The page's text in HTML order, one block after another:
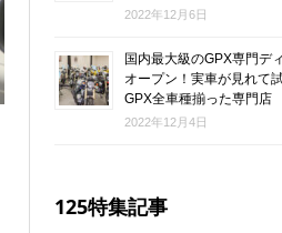
2022年12月6日
国内最大級のGPX専門デ
オープン！実車が見れて
GPX全車種揃った専門店
2022年12月4日
125特集記事